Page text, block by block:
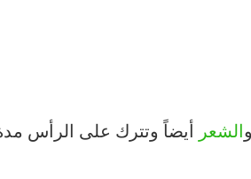
الشعر أيضاً وتترك على الرأس